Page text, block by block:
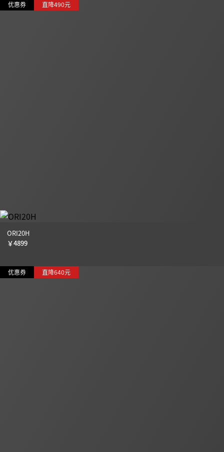
优惠券 直降490元
ORI20H
￥4899
优惠券 直降640元